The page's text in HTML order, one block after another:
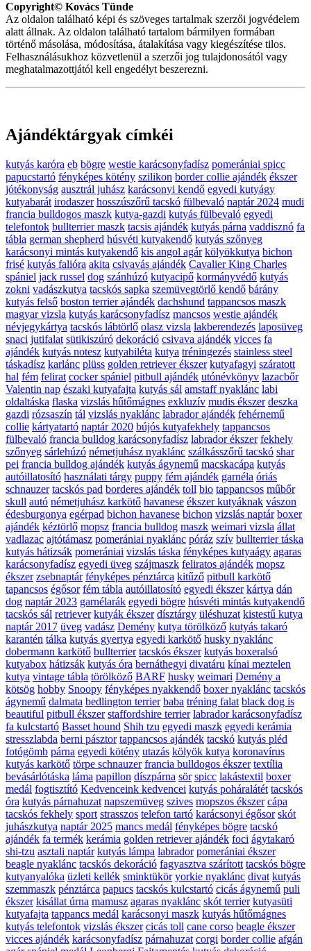
Copyright© Kovács Tünde
Az oldalon található képi és szöveges tartalmak szerzői jogvédelem
alatt állnak. Az oldalon található tartalom bármilyen formában
történő másolása, módosítása, átalakítása vagy kiegészítése tilos.
Felhasználásukhoz közvetlenül a szerzői jog tulajdonosától vagy
meghatalmazottjától kell engedélyt beszerezni.
Ajándéktárgyak címkéi
kutyás karóra eb bögre westie karácsonyfadísz pomerániai spicc
papucstartó fényképes kötény szilikon border collie ajándék ékszer
jótékonyság ausztrál juhász karácsonyi kendő egyedi kutyágy
kutyabarát irodaszer hosszúszőrű tacskó fülbevaló naptár 2024 mudi
francia bulldogos maszk kutya-gazdi kutyás fülbevaló egyedi
telefontok bullterrier maszk tacsis ajándék kutyás párna vaddisznó fa
tábla german shepherd húsvéti kutyakendő kutyás szőnyeg
karácsonyi mintás kutyakendő kis angol agár kölyökkutya bichon
frisé kutyás falióra akita csivavás ajándék Cavalier King Charles
spániel jack russel dog szánhúzó kutyacipő kormányvédő kutyás
zokni vadászkutya tacskós sapka szemüvegtörlő kendő bárány
kutyás felső boston terrier ajándék dachshund tappancsos maszk
magyar vizsla kutyás karácsonyfadísz mancsos westie ajándék
névjegykártya tacskós lábtörlő olasz vizsla lakberendezés laposüveg
snaci jutifalat sütikiszúró dekoráció csivava ajándék vicces fa
ajándék kutyás notesz kutyabiléta kutya tréningezés stainless steel
táskadísz karlánc plüss golden retriever ékszer kutyafagyi száratott
hal fém felirat cocker spániel pitbull ajándék utónévkönyv lazacbőr
Valentin nap északi kutyafajta kutyás sál amstaff nyaklánc labi
oldaltáska flaska vizslás hűtőmágnes exkluzív mudis ékszer deszka
gazdi rózsaszín tál vizslás nyaklánc labrador ajándék fehérnemű
collie kártyatartó naptár 2020 bújós kutyafekhely tappancsos
fülbevaló francia bulldog karácsonyfadísz labrador ékszer fekhely
szőnyeg sárlehúzó németjuhász nyaklánc szálkásszőrű tacskó shar
pei francia bulldog ajándék kutyás ágynemű macskacápa kutyás
autóillatosító használati tárgy puppy fém ajándék garnéla óriás
schnauzer tacskós pad borderes ajándék toll bio tappancsos műbőr
skull autó németjuhász karkötő havanese ékszer kutyáknak vászon
édesburgonya egérpad bichon havanese bichon vizslás naptár boxer
ajándék kéztörlő mopsz francia bulldog maszk weimari vizsla állat
vadlazac ajtótámasz pomerániai nyaklánc póráz szív bullterrier táska
kutyás hátizsák pomerániai vizslás táska fényképes kutyaágy agaras
karácsonyfadísz egyedi üveg szájmaszk feliratos ajándék mopsz
ékszer zsebnaptár fényképes pénztárca kitűző pitbull karkötő
tapancsos égősor fém tábla autóillatosító egyedi ékszer kártya dán
dog naptár 2023 garnélarák egyedi bögre húsvéti mintás kutyakendő
tacskós sál retriever kutyák ékszer dísztárgy üléshuzat kistestű kutya
naptár 2017 üveg vadász Demény kutya törölköző kutyás takaró
karantén tálka kutyás gyertya egyedi karkötő husky nyaklánc
dobermann karkötő bullterrier tacskós ékszer kutyás boxeralsó
kutyabox hátizsák kutyás óra bernáthegyi divatáru kínai meztelen
kutya vintage tábla törölköző BARF husky weimari Demény a
kötsög hobby Snoopy fényképes nyakkendő boxer nyaklánc tacskós
ágynemű dalmata bedlington terrier baba tréning falat black dog is
beautiful pitbull ékszer staffordshire terrier labrador karácsonyfadísz
fa kulcstartó Basset hound Shih tzu egyedi maszk egyedi kerámia
stresszlabda berni pásztor tappancsos ajándék tacskó kutyás pléd
fotógömb párna egyedi kötény utazás kölyök kutya koronavírus
kutyás karkötő törpe schnauzer francia bulldogos ékszer textília
bevásárlótáska láma papillon díszpárna sör spicc lakástextil boxer
medál fogtisztító Kedvenceink kedvencei kutyás poháralátét tacskós
óra kutyás párnahuzat napszemüveg szives mopszos ékszer cápa
tacskós fekhely sport strasszos telefon tartó karácsonyi égősor skót
juhászkutya naptár 2025 mancs medál fényképes bögre tacskó
ajándék fa termék kerámia golden retriever ajándék foci ágytakaró
shi-tzu asztali naptár kutyás lámpa labrador pomerániai ékszer
beagle nyaklánc tacskós dekoráció fagyasztva szárított tacskós bögre
kutyanyalóka üzleti kellék sminktükör yorkie nyaklánc divat kutyás
szemmaszk pénztárca papucs tacskós kulcstartó cicás ágynemű puli
ékszer kisállat úrna mamusz agaras nyaklánc skót terrier kutyasüti
kutyafajta tappancs medál karácsonyi maszk kutyás hűtőmágnes
kutyás telefontok vizslás ékszer cicás toll cane corso beagle ékszer
vicces ajándék karácsonyfadísz párnahuzat corgi border collie afgán